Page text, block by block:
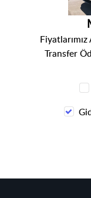
Transfer